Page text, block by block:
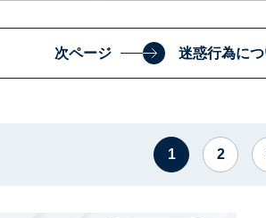
次ページ 迷惑行為に
1 2